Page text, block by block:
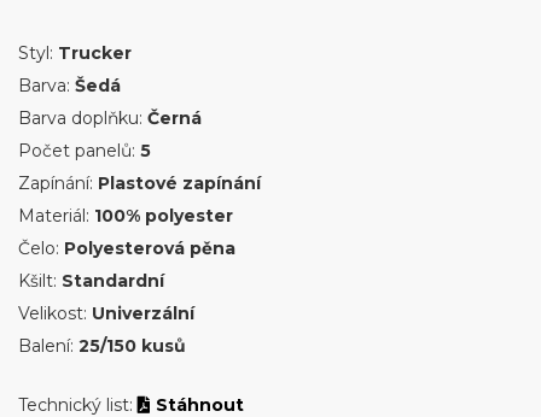
Styl: Trucker
Barva: Šedá
Barva doplňku: Černá
Počet panelů: 5
Zapínání: Plastové zapínání
Materiál: 100% polyester
Čelo: Polyesterová pěna
Kšilt: Standardní
Velikost: Univerzální
Balení: 25/150 kusů
Technický list: Stáhnout